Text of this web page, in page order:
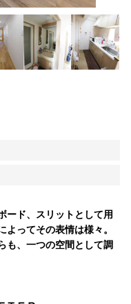
ード、スリットとして用
ってその表情は様々。
も、一つの空間として調